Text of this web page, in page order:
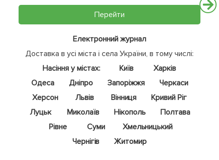
Перейти
Електронний журнал
Доставка в усі міста і села України, в тому числі:
Насіння у містах:
Київ
Харків
Одеса
Дніпро Запоріжжя
Черкаси
Херсон
Львів Вінниця
Кривий Ріг
Луцьк
Миколаїв Нікополь
Полтава
Рівне
Суми
Хмельницький
Чернігів
Житомир